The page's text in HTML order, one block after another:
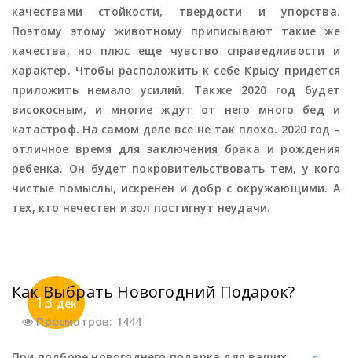
качествами стойкости, твердости и упорства.
Поэтому этому животному приписывают такие же
качества, но плюс еще чувство справедливости и
характер. Чтобы расположить к себе Крысу придется
приложить немало усилий. Также 2020 год будет
високосным, и многие ждут от него много бед и
катастроф. На самом деле все не так плохо. 2020 год –
отличное время для заключения брака и рождения
ребенка. Он будет покровительствовать тем, у кого
чистые помыслы, искренен и добр с окружающими. А
тех, кто нечестен и зол постигнут неудачи.
13 дек
Как Выбрать Новогодний Подарок?
Просмотров: 1444